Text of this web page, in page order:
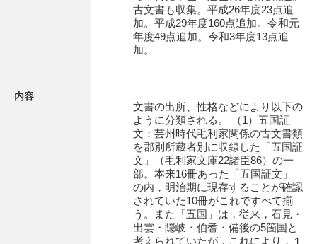
阿武家文書（山口市）
阿武家文書（美祢市）
阿武孝太郎文書
飯田家文書（福岡県）
池田邦夫所蔵文書
古文書も収集。平成26年度23点追
加。平成29年度160点追加。令和元
年度49点追加。令和3年度13点追
加。
内容
文書の出所、性格などにより以下の
ように分類される。 （1）五国証
文：芸州時代毛利家関係の古文書類
を郡別所蔵者別に収録した「五国証
文」（毛利家文庫22諸臣86）の一
部。本来16冊あった「五国証文」
の内，明治期に現存することが確認
されていた10冊がこれですべて揃
う。また「五国」は，従来，石見・
出雲・隠岐・伯耆・備後の5箇国と
考えられていたが，これにより，１